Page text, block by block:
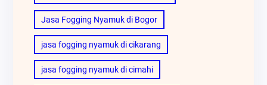
Jasa Fogging Nyamuk di Bogor
jasa fogging nyamuk di cikarang
jasa fogging nyamuk di cimahi